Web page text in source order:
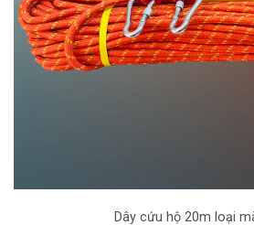
Dây cứu hộ 20m loại